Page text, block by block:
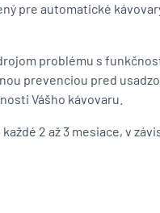
pre automatické
problému s
prevenciou pred
Vášho kávovaru.
2 až 3 mesiace, v